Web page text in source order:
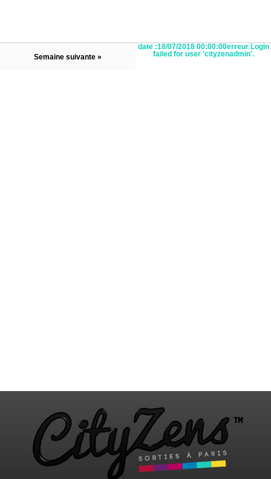
Semaine suivante
date :18/07/2018 00:00:00erreur Login
failed for user 'cityzenadmin'.